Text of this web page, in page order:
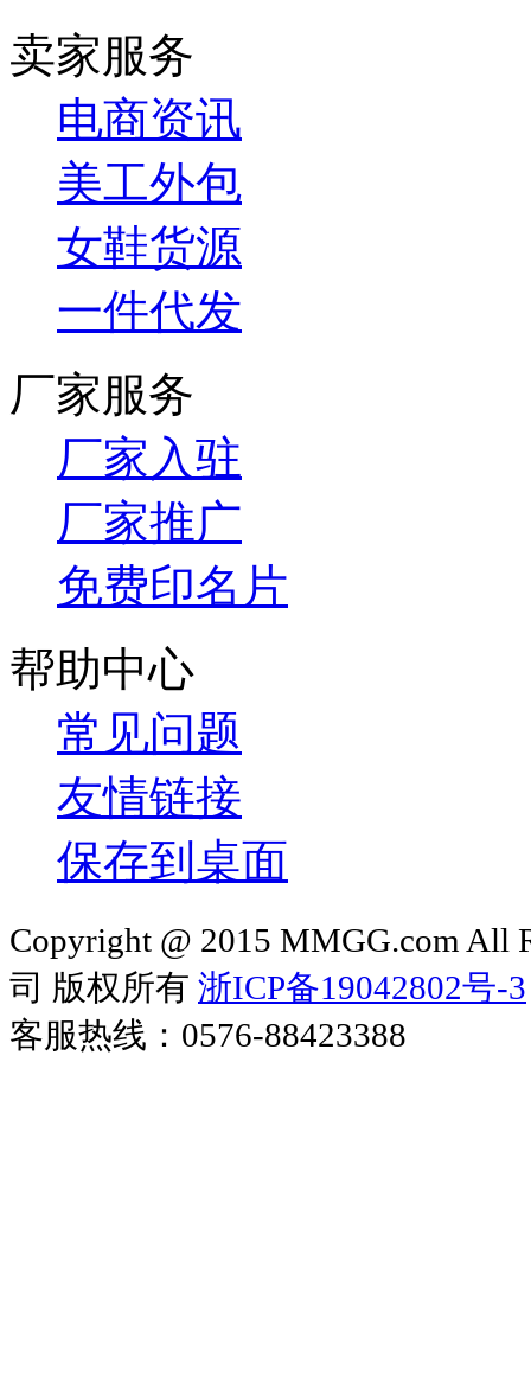
卖家服务
电商资讯
美工外包
女鞋货源
一件代发
厂家服务
厂家入驻
厂家推广
免费印名片
帮助中心
常见问题
友情链接
保存到桌面
Copyright @ 2015 MMGG.com All
司 版权所有 浙ICP备19042802号-3
客服热线：0576-88423388